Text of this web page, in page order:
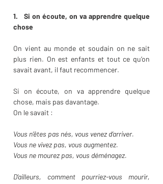
1.   Si on écoute, on va apprendre quelque
chose
On vient au monde et soudain on ne sait
plus rien. On est enfants et tout ce qu’on
savait avant, il faut recommencer.
Si on écoute, on va apprendre quelque
chose, mais pas davantage.
On le savait :
Vous n’êtes pas nés, vous venez d’arriver.
Vous ne vivez pas, vous augmentez.
Vous ne mourez pas, vous déménagez.
D’ailleurs, comment pourriez-vous mourir,